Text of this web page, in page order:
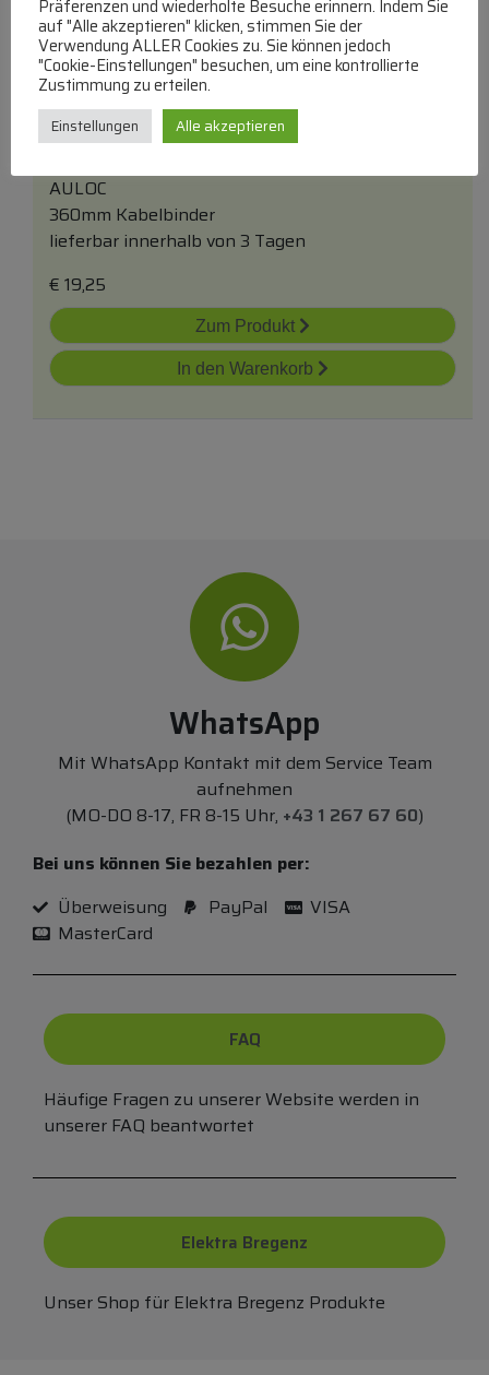
Kb-360x4,5 83604500c Kabelbinder Robust
AULOC
360mm Kabelbinder
lieferbar innerhalb von 3 Tagen
€ 19,25
Zum Produkt
In den Warenkorb
WhatsApp
Mit WhatsApp Kontakt mit dem Service Team
aufnehmen
(MO-DO 8-17, FR 8-15 Uhr, +43 1 267 67 60)
Bei uns können Sie bezahlen per:
Überweisung
PayPal
VISA
MasterCard
FAQ
Häufige Fragen zu unserer Website werden in
unserer FAQ beantwortet
Elektra Bregenz
Unser Shop für Elektra Bregenz Produkte
Präferenzen und wiederholte Besuche erinnern. Indem Sie
auf "Alle akzeptieren" klicken, stimmen Sie der
Verwendung ALLER Cookies zu. Sie können jedoch
"Cookie-Einstellungen" besuchen, um eine kontrollierte
Zustimmung zu erteilen.
Einstellungen Alle akzeptieren